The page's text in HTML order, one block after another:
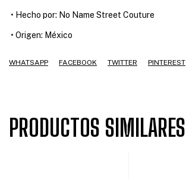
• Hecho por: No Name Street Couture
• Origen: México
WHATSAPP FACEBOOK TWITTER PINTEREST
PRODUCTOS SIMILARES